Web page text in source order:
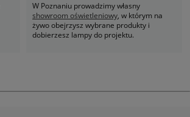
W Poznaniu prowadzimy własny
showroom oświetleniowy, w którym na
żywo obejrzysz wybrane produkty i
dobierzesz lampy do projektu.